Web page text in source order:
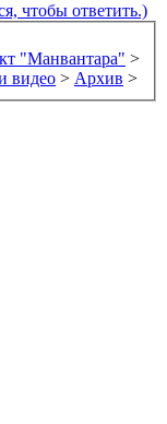
чтобы ответить.)
"Манвантара" >
видео > Архив >